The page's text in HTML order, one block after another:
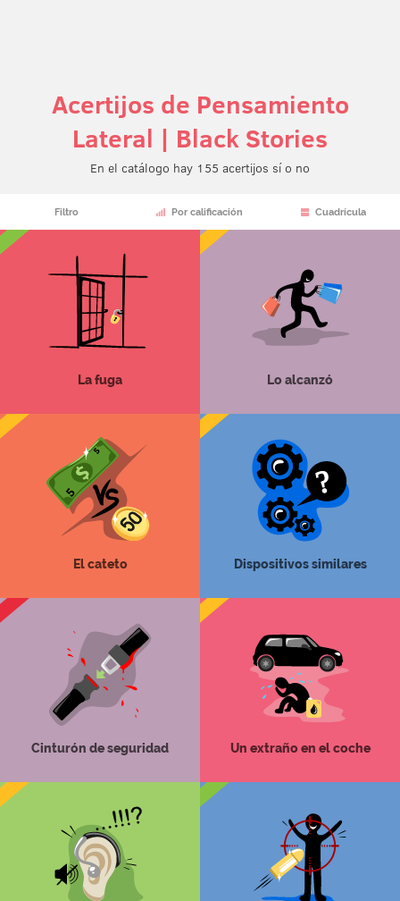
Acertijos de Pensamiento
Lateral | Black Stories
En el catálogo hay 155 acertijos sí o no
Filtro Por calificación Cuadrícula
La fuga Lo alcanzó
El cateto Dispositivos similares
Cinturón de seguridad Un extraño en el coche